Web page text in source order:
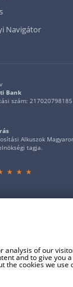
Navigátor
Bank
szám: 217020798185
Alkuszok
tagja.
analysis of our
and to give you
the cookies we use